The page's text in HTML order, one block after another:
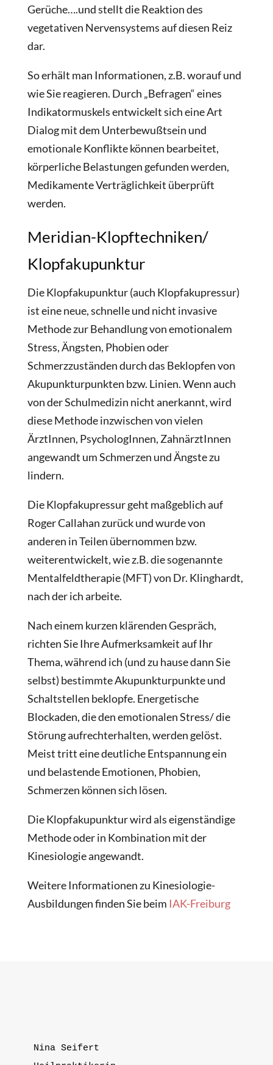
Gerüche….und stellt die Reaktion des
vegetativen Nervensystems auf diesen Reiz
dar.
So erhält man Informationen, z.B. worauf und
wie Sie reagieren. Durch „Befragen“ eines
Indikatormuskels entwickelt sich eine Art
Dialog mit dem Unterbewußtsein und
emotionale Konflikte können bearbeitet,
körperliche Belastungen gefunden werden,
Medikamente Verträglichkeit überprüft
werden.
Meridian-Klopftechniken/
Klopfakupunktur
Die Klopfakupunktur (auch Klopfakupressur)
ist eine neue, schnelle und nicht invasive
Methode zur Behandlung von emotionalem
Stress, Ängsten, Phobien oder
Schmerzzuständen durch das Beklopfen von
Akupunkturpunkten bzw. Linien. Wenn auch
von der Schulmedizin nicht anerkannt, wird
diese Methode inzwischen von vielen
ÄrztInnen, PsychologInnen, ZahnärztInnen
angewandt um Schmerzen und Ängste zu
lindern.
Die Klopfakupressur geht maßgeblich auf
Roger Callahan zurück und wurde von
anderen in Teilen übernommen bzw.
weiterentwickelt, wie z.B. die sogenannte
Mentalfeldtherapie (MFT) von Dr. Klinghardt,
nach der ich arbeite.
Nach einem kurzen klärenden Gespräch,
richten Sie Ihre Aufmerksamkeit auf Ihr
Thema, während ich (und zu hause dann Sie
selbst) bestimmte Akupunkturpunkte und
Schaltstellen beklopfe. Energetische
Blockaden, die den emotionalen Stress/ die
Störung aufrechterhalten, werden gelöst.
Meist tritt eine deutliche Entspannung ein
und belastende Emotionen, Phobien,
Schmerzen können sich lösen.
Die Klopfakupunktur wird als eigenständige
Methode oder in Kombination mit der
Kinesiologie angewandt.
Weitere Informationen zu Kinesiologie-
Ausbildungen finden Sie beim IAK-Freiburg
Nina Seifert